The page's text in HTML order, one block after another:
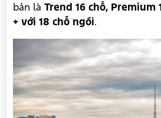
bản là Trend 16 chỗ, Premium
+ với 18 chỗ ngồi.